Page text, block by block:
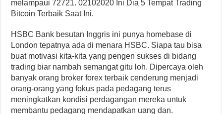
melampaui 72721. 02102020 Ini Dia 5 Tempat Trading
Bitcoin Terbaik Saat Ini.
HSBC Bank besutan Inggris ini punya homebase di
London tepatnya ada di menara HSBC. Siapa tau bisa
buat motivasi kita-kita yang pengen sukses di bidang
trading biar nambah semangat gitu loh. Dipercaya oleh
banyak orang broker forex terbaik cenderung menjadi
orang-orang yang fokus pada pedagang terus
meningkatkan kondisi perdagangan mereka untuk
membantu pedagang mendapatkan uang dan.